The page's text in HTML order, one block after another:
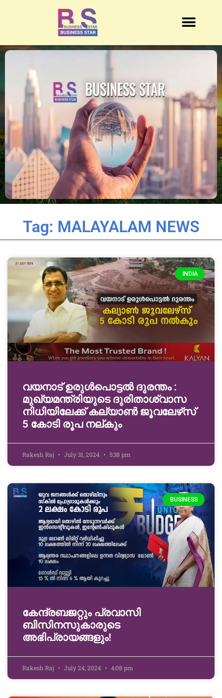
Tag: MALAYALAM NEWS
INDIA
വയനാട് ഉരുള്‍പൊട്ടൽ ദുരന്തം :
മുഖ്യമന്ത്രിയുടെ ദുരിതാശ്വാസ
നിധിയിലേക്ക് കല്യാണ്‍ ജൂവലേഴ്‌സ്
5 കോടി രൂപ നല്‌കും
Rakesh Raj July 31, 2024 5:38 pm
BUSINESS
കേന്ദ്രബജറ്റും പ്രവാസി
ബിസിനസുകാരുടെ
അഭിപ്രായങ്ങളും!
Rakesh Raj July 24, 2024 4:08 pm